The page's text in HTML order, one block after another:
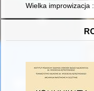
Wielka improwizacja